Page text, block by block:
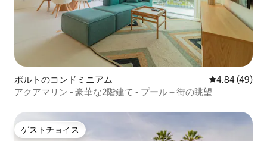
ポルトのコンドミニアム レビュー49
4.84 (49)
アクアマリン - 豪華な2階建て - プール＋街の眺望
ゲストチョイス
ゲストチョイス